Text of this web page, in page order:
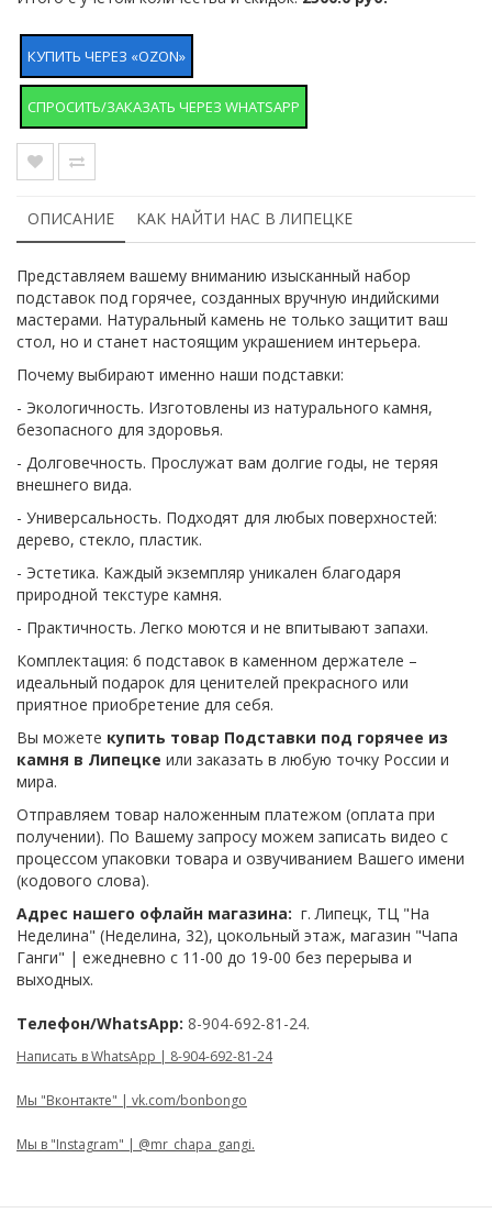
КУПИТЬ ЧЕРЕЗ «OZON»
СПРОСИТЬ/ЗАКАЗАТЬ ЧЕРЕЗ WHATSAPP
ОПИСАНИЕ КАК НАЙТИ НАС В ЛИПЕЦКЕ
Представляем вашему вниманию изысканный набор
подставок под горячее, созданных вручную индийскими
мастерами. Натуральный камень не только защитит ваш
стол, но и станет настоящим украшением интерьера.
Почему выбирают именно наши подставки:
- Экологичность. Изготовлены из натурального камня,
безопасного для здоровья.
- Долговечность. Прослужат вам долгие годы, не теряя
внешнего вида.
- Универсальность. Подходят для любых поверхностей:
дерево, стекло, пластик.
- Эстетика. Каждый экземпляр уникален благодаря
природной текстуре камня.
- Практичность. Легко моются и не впитывают запахи.
Комплектация: 6 подставок в каменном держателе –
идеальный подарок для ценителей прекрасного или
приятное приобретение для себя.
Вы можете купить товар Подставки под горячее из
камня в Липецке или заказать в любую точку России и
мира.
Отправляем товар наложенным платежом (оплата при
получении). По Вашему запросу можем записать видео с
процессом упаковки товара и озвучиванием Вашего имени
(кодового слова).
Адрес нашего офлайн магазина: г. Липецк, ТЦ "На
Неделина" (Неделина, 32), цокольный этаж, магазин "Чапа
Ганги" | ежедневно с 11-00 до 19-00 без перерыва и
выходных.
Телефон/WhatsApp: 8-904-692-81-24.
Написать в WhatsApp | 8-904-692-81-24
Мы "Вконтакте" | vk.com/bonbongo
Мы в "Instagram" | @mr_chapa_gangi.